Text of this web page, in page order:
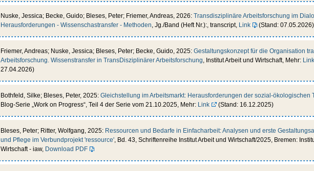
Nuske, Jessica; Becke, Guido; Bleses, Peter; Friemer, Andreas, 2026: Transdisziplinäre Arbeitsforschung im
Herausforderungen - Wissenschastransfer - Methoden, Jg./Band (Heft Nr.):, transcript, Link (Stand: 07.05.2026)
Friemer, Andreas; Nuske, Jessica; Bleses, Peter; Becke, Guido, 2025: Gestaltungskonzept für die Organisation
Arbeitsforschung. Wissenstransfer in TransDisziplinärer Arbeitsforschung, Institut Arbeit und Wirtschaft, Mehr: Link
27.04.2026)
Bothfeld, Silke; Bleses, Peter, 2025: Gleichstellung im Arbeitsmarkt: Herausforderungen der sozial-ökologischen
Blog-Serie „Work on Progress“, Teil 4 der Serie vom 21.10.2025, Mehr: Link (Stand: 16.12.2025)
Bleses, Peter; Ritter, Wolfgang, 2025: Ressourcen und Bedarfe in Einfacharbeit: Analysen und erste
und Pflege im Verbundprojekt 'ressource', Bd. 43, Schriftenreihe Institut Arbeit und Wirtschaft/2025, Bremen:
Wirtschaft - iaw, Download PDF